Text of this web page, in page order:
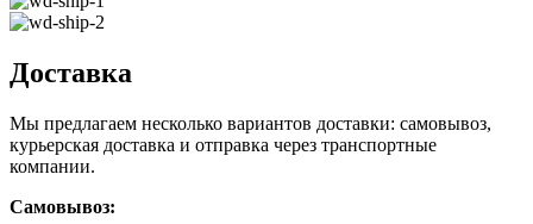
Доставка
Мы предлагаем несколько вариантов доставки: самовывоз,
курьерская доставка и отправка через транспортные
компании.
Самовывоз: